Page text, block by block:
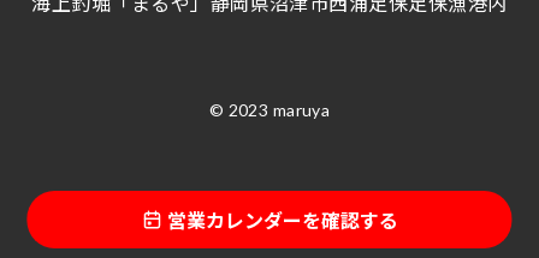
営業カレンダーを確認する
© 2023 maruya